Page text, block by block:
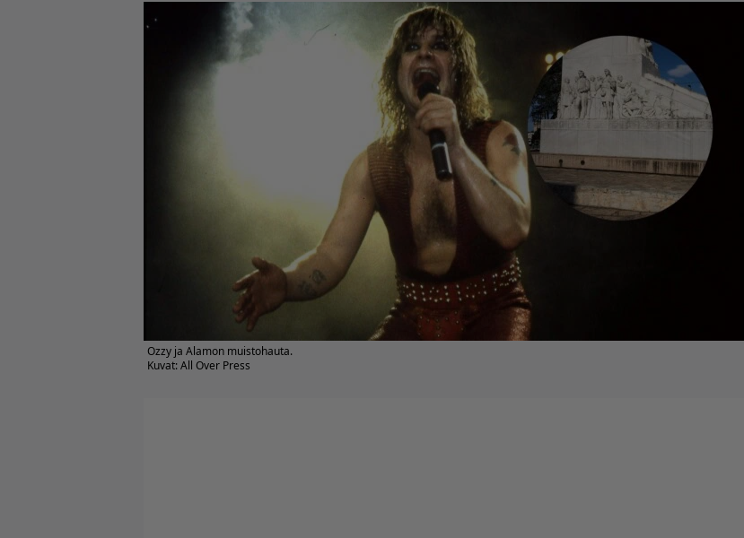
Ozzy ja Alamon muistohauta.
Kuvat: All Over Press